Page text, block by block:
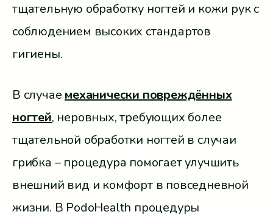
тщательную обработку ногтей и кожи рук с
соблюдением высоких стандартов
гигиены.
В случаемеханически повреждённых
ногтей, неровных, требующих более
тщательной обработки ногтей в случаи
грибка – процедура помогает улучшить
внешний вид и комфорт в повседневной
жизни. В PodoHealth процедуры